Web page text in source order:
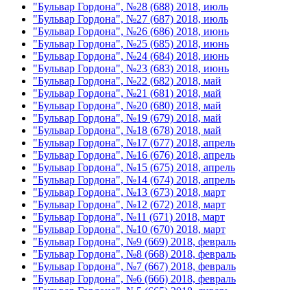
"Бульвар Гордона", №28 (688) 2018, июль
"Бульвар Гордона", №27 (687) 2018, июль
"Бульвар Гордона", №26 (686) 2018, июнь
"Бульвар Гордона", №25 (685) 2018, июнь
"Бульвар Гордона", №24 (684) 2018, июнь
"Бульвар Гордона", №23 (683) 2018, июнь
"Бульвар Гордона", №22 (682) 2018, май
"Бульвар Гордона", №21 (681) 2018, май
"Бульвар Гордона", №20 (680) 2018, май
"Бульвар Гордона", №19 (679) 2018, май
"Бульвар Гордона", №18 (678) 2018, май
"Бульвар Гордона", №17 (677) 2018, апрель
"Бульвар Гордона", №16 (676) 2018, апрель
"Бульвар Гордона", №15 (675) 2018, апрель
"Бульвар Гордона", №14 (674) 2018, апрель
"Бульвар Гордона", №13 (673) 2018, март
"Бульвар Гордона", №12 (672) 2018, март
"Бульвар Гордона", №11 (671) 2018, март
"Бульвар Гордона", №10 (670) 2018, март
"Бульвар Гордона", №9 (669) 2018, февраль
"Бульвар Гордона", №8 (668) 2018, февраль
"Бульвар Гордона", №7 (667) 2018, февраль
"Бульвар Гордона", №6 (666) 2018, февраль